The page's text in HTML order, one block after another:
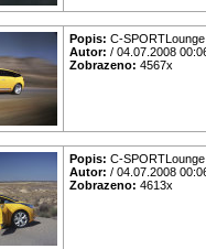
Popis: C-SPORTLounge
Autor: / 04.07.2008
Zobrazeno: 4567x
Popis: C-SPORTLounge
Autor: / 04.07.2008
Zobrazeno: 4613x